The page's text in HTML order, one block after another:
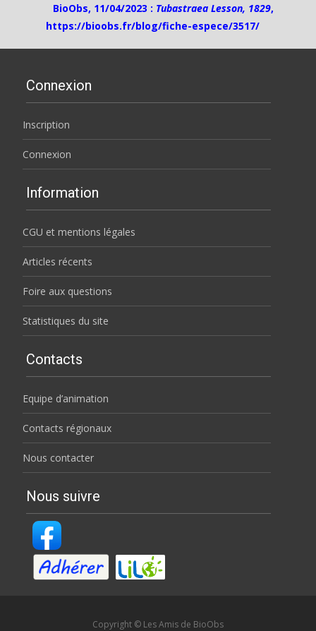
BioObs, 11/04/2023 : Tubastraea Lesson, 1829,
https://bioobs.fr/blog/fiche-espece/3517/
Connexion
Inscription
Connexion
Information
CGU et mentions légales
Articles récents
Foire aux questions
Statistiques du site
Contacts
Equipe d’animation
Contacts régionaux
Nous contacter
Nous suivre
Copyright © Les Amis de BioObs